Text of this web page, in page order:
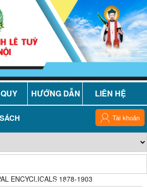
HƯỚNG DẪN LIÊN HỆ
Phiếu Sách
Tài khoản
ENCYCLICALS 1878-1903